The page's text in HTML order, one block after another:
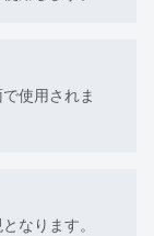
使用されま
なります。